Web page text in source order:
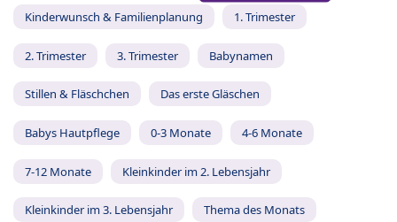
Kinderwunsch & Familienplanung 1. Trimester
2. Trimester 3. Trimester Babynamen
Stillen & Fläschchen Das erste Gläschen
Babys Hautpflege 0-3 Monate 4-6 Monate
7-12 Monate Kleinkinder im 2. Lebensjahr
Kleinkinder im 3. Lebensjahr Thema des Monats